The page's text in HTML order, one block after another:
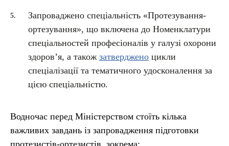
Запроваджено спеціальність «Протезування-
ортезування», що включена до Номенклатури
спеціальностей професіоналів у галузі охорони
здоров’я, а також затверджено цикли
спеціалізації та тематичного удосконалення за
цією спеціальністю.
Водночас перед Міністерством стоїть кілька
важливих завдань із запровадження підготовки
протезистів-ортезистів, зокрема: